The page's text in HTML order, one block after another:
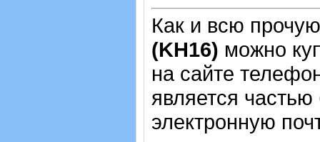
Как и всю
(KH16) можно
на сайте
является
электронную